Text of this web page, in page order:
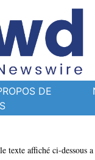
DE
texte affiché ci-